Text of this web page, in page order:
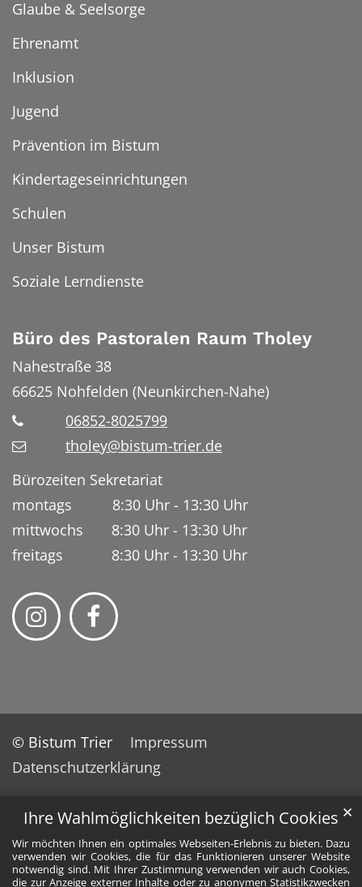
Ihre Wahlmöglichkeiten bezüglich Cookies
Wir möchten Ihnen ein optimales Webseiten-Erlebnis zu bieten. Dazu
verwenden wir Cookies, die für das Funktionieren unserer Website
notwendig sind. Mit Ihrer Zustimmung verwenden wir auch Cookies,
die zur Anzeige externer Inhalte oder zu anonymen Statistikzwecken
✕
Glaube & Seelsorge
Ehrenamt
Inklusion
Jugend
Prävention im Bistum
Kindertageseinrichtungen
Schulen
Unser Bistum
Soziale Lerndienste
Büro des Pastoralen Raum Tholey
Nahestraße 38
66625 Nohfelden (Neunkirchen-Nahe)
06852-8025799
tholey@bistum-trier.de
Bürozeiten Sekretariat
montags 8:30 Uhr - 13:30 Uhr
mittwochs 8:30 Uhr - 13:30 Uhr
freitags 8:30 Uhr - 13:30 Uhr
© Bistum Trier
Impressum
Datenschutzerklärung